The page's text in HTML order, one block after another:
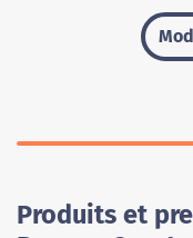
Produits et